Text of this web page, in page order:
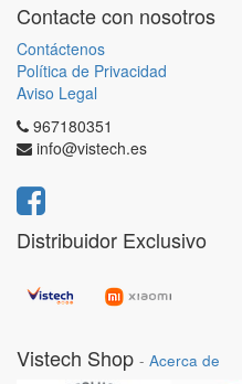
Contacte con nosotros
Contáctenos
Política de Privacidad
Aviso Legal
967180351
info@vistech.es
Distribuidor Exclusivo
Vistech Shop - Acerca de